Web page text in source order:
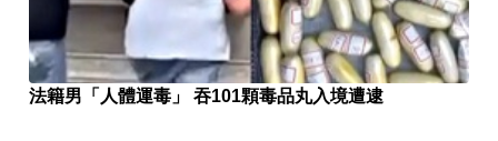
法籍男「人體運毒」 吞101顆毒品丸入境遭逮